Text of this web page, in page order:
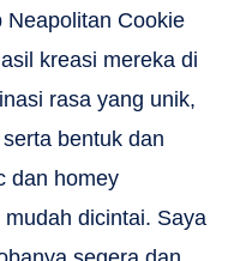
Neapolitan Cookie
kreasi mereka di
rasa yang unik,
bentuk dan
dan homey
dicintai. Saya